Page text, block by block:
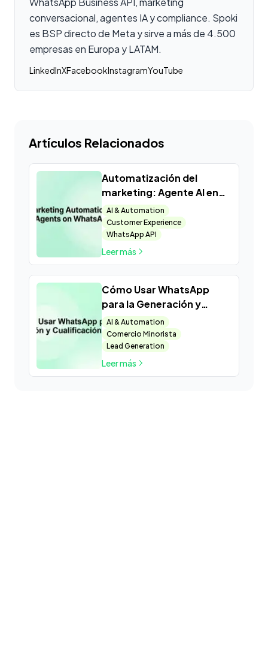
conversacional, agentes IA y compliance. Spoki
es BSP directo de Meta y sirve a más de 4.500
empresas en Europa y LATAM.
LinkedInXFacebookInstagramYouTube
Artículos Relacionados
Automatización del
marketing: Agente AI en
WhatsApp
AI & Automation
Customer Experience
WhatsApp API
Leer más
Cómo Usar WhatsApp
para la Generación y
Cualificación de Leads
AI & Automation
Comercio Minorista
Lead Generation
Leer más